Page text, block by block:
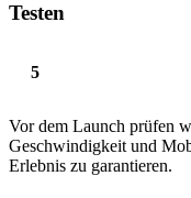
Testen
Vor dem Launch prüfen
Geschwindigkeit und
Erlebnis zu garantieren.